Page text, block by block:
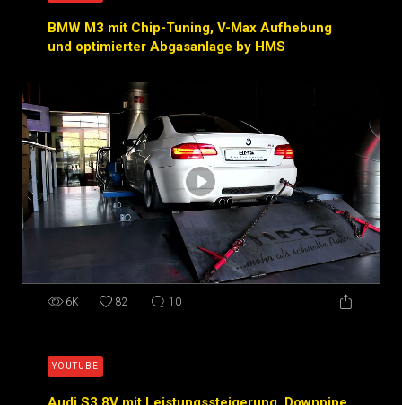
BMW M3 mit Chip-Tuning, V-Max Aufhebung
und optimierter Abgasanlage by HMS
6K 82 10
YOUTUBE